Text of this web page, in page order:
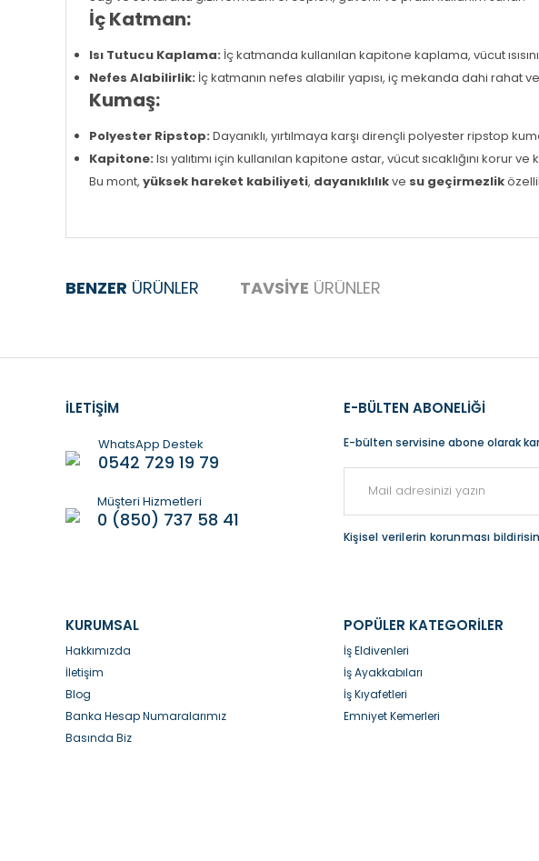
İç Katman:
Isı Tutucu Kaplama: İç katmanda kullanılan kapitone kaplama, vücut
Nefes Alabilirlik: İç katmanın nefes alabilir yapısı, iç mekanda dahi rahat
Kumaş:
Polyester Ripstop: Dayanıklı, yırtılmaya karşı dirençli polyester ripstop
Kapitone: Isı yalıtımı için kullanılan kapitone astar, vücut sıcaklığını korur
Bu mont, yüksek hareket kabiliyeti, dayanıklılıkve su geçirmezlik
Görüş ve önerileriniz için teşekkür ederiz.
Ürün bilgilerinde hatalar bulunuyor.
Ürün fiyatı diğer sitelerden daha pahalı.
Bu ürüne benzer farklı alternatifler olmalı.
BENZER ÜRÜNLER TAVSİYE ÜRÜNLER
İLETİŞİM
WhatsApp Destek
0542 729 19 79
Müşteri Hizmetleri
0 (850) 737 58 41
E-BÜLTEN ABONELİĞİ
E-bülten servisine abone olarak
Kişisel verilerin korunması
KURUMSAL
Hakkımızda
İletişim
Blog
Banka Hesap Numaralarımız
Basında Biz
POPÜLER KATEGORİLER
İş Eldivenleri
İş Ayakkabıları
İş Kıyafetleri
Emniyet Kemerleri